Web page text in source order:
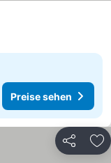
Preise sehen
Teilen